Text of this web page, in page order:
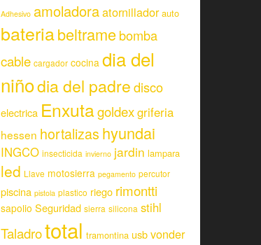
Adhesivo amoladoraatornillador auto
bateriabeltramebomba
cable cargador cocina dia del
niñodia del padredisco
electrica Enxutagoldexgriferia
hessen hortalizas hyundai
INGCO insecticida invierno jardin lampara
led Llave motosierra pegamento percutor
piscina pistola plastico riego rimontti
sapolio Seguridad sierra silicona stihl
Taladrototal tramontina usbvonder